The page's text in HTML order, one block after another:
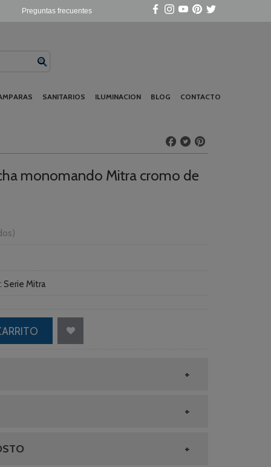
Preguntas frecuentes
SANITARIOS ILUMINACION BLOG CONTACTO
monomando Mitra cromo de
: Serie Mitra